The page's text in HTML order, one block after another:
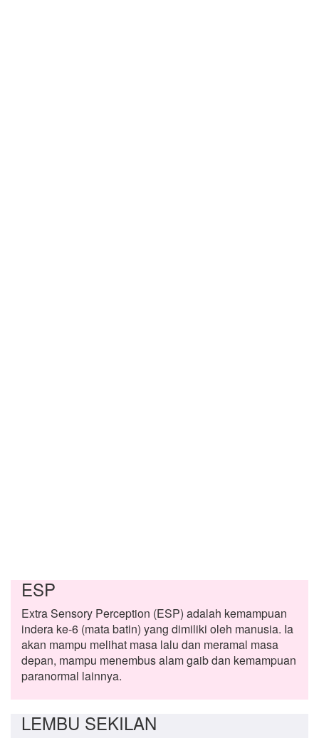
ESP
Extra Sensory Perception (ESP) adalah kemampuan
indera ke-6 (mata batin) yang dimiliki oleh manusia. Ia
akan mampu melihat masa lalu dan meramal masa
depan, mampu menembus alam gaib dan kemampuan
paranormal lainnya.
LEMBU SEKILAN